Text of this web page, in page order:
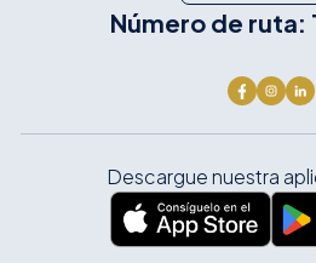
Número de ruta:
Descargue nuestra